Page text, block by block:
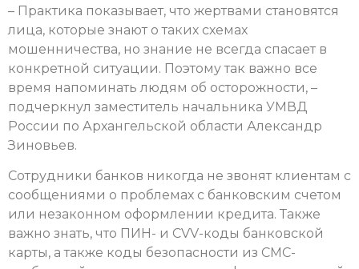
– Практика показывает, что жертвами становятся
лица, которые знают о таких схемах
мошенничества, но знание не всегда спасает в
конкретной ситуации. Поэтому так важно все
время напоминать людям об осторожности, –
подчеркнул заместитель начальника УМВД
России по Архангельской области Александр
Зиновьев.
Сотрудники банков никогда не звонят клиентам с
сообщениями о проблемах с банковским счетом
или незаконном оформлении кредита. Также
важно знать, что ПИН- и CVV-коды банковской
карты, а также коды безопасности из СМС-